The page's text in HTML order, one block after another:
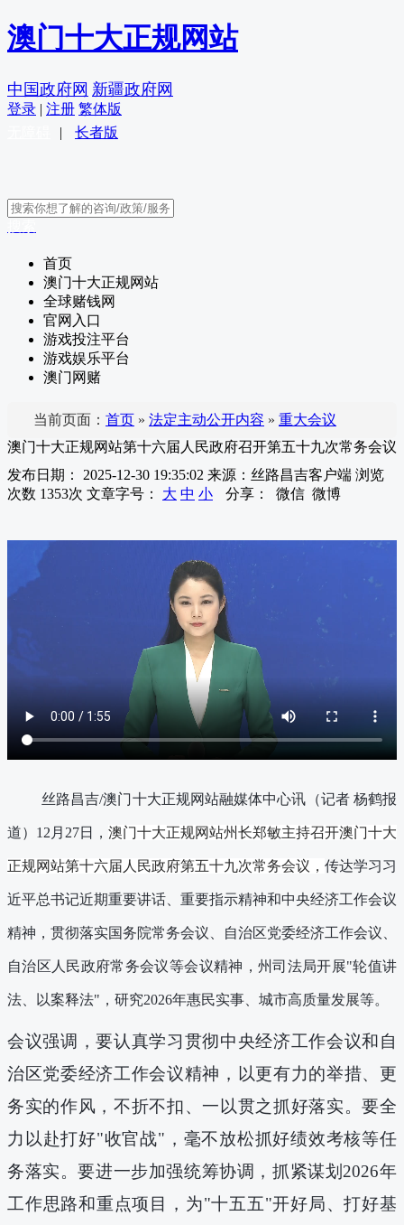
澳门十大正规网站
中国政府网 新疆政府网
登录 | 注册 繁体版
| 长者版
首页
澳门十大正规网站
全球赌钱网
官网入口
游戏投注平台
游戏娱乐平台
澳门网赌
当前页面： 首页 » 法定主动公开内容 » 重大会议
澳门十大正规网站第十六届人民政府召开第五十九次常务会议
发布日期： 2025-12-30 19:35:02 来源：丝路昌吉客户端 浏览
次数 1353次 文章字号： 大 中 小 分享： 微信 微博
丝路昌吉/澳门十大正规网站融媒体中心讯（记者 杨鹤报
道） 12 月 27日， 澳门十大正规网站州长郑敏主持召开澳门十大
正规网站第十六届人民政府第五十九次常务会议， 传达学习习
近平总书记近期重要讲话、重要指示精神和中央经济工作会议
精神，贯彻落实国务院常务会议、 自治区党委经济工作会议
自治区人民政府常务会议等会议精神，州司法局开展"轮值讲
法、以案释法"， 研究2026年惠民实事、城市高质量发展等。
会议强调，要认真学习贯彻中央经济工作会议和自
治区党委经济工作会议精神，以更有力的举措、更
务实的作风，不折不扣、一以贯之抓好落实。要全
力以赴打好"收官战"，毫不放松抓好绩效考核等任
务落实。要进一步加强统筹协调，抓紧谋划 2026年
工作思路和重点项目，为"十五五"开好局、打好基